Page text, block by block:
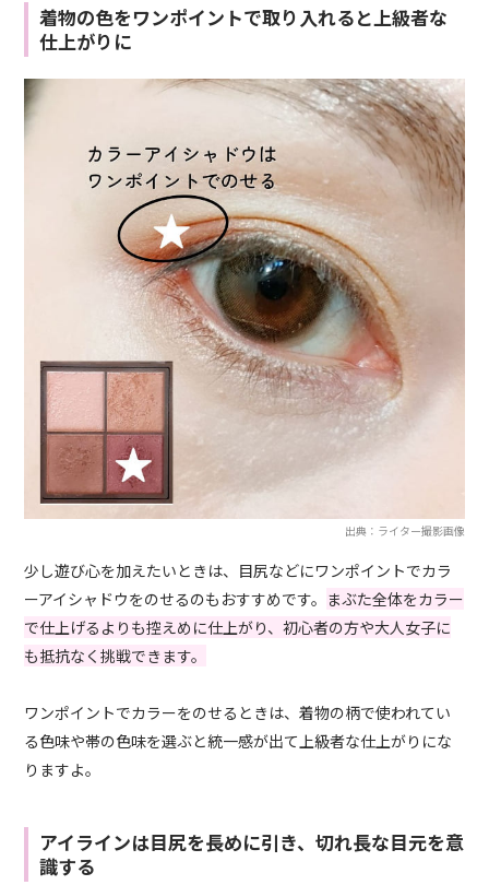
着物の色をワンポイントで取り入れると上級者な
仕上がりに
出典：ライター撮影画像
少し遊び心を加えたいときは、目尻などにワンポイントでカラ
ーアイシャドウをのせるのもおすすめです。 まぶた全体をカラー
で仕上げるよりも控えめに仕上がり、初心者の方や大人女子に
も抵抗なく挑戦できます。
ワンポイントでカラーをのせるときは、着物の柄で使われてい
る色味や帯の色味を選ぶと統一感が出て上級者な仕上がりにな
りますよ。
アイラインは目尻を長めに引き、切れ長な目元を意
識する